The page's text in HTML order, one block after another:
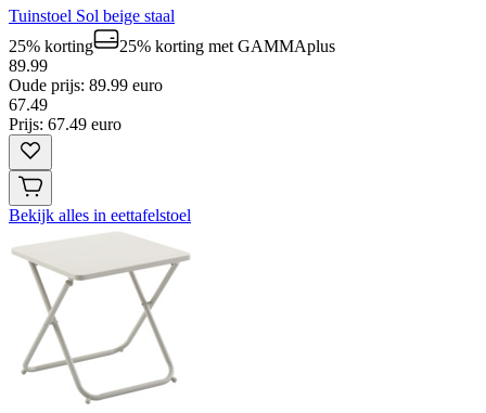
Tuinstoel Sol beige staal
25% korting
25% korting met GAMMAplus
89.99
Oude prijs: 89.99 euro
67.49
Prijs: 67.49 euro
Bekijk alles in eettafelstoel